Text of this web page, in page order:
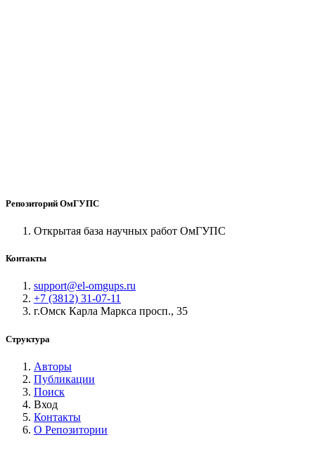
Репозиторий ОмГУПС
Открытая база научных работ ОмГУПС
Контакты
support@el-omgups.ru
+7 (3812) 31-07-11
г.Омск Карла Маркса просп., 35
Структура
Авторы
Публикации
Поиск
Вход
Контакты
О Репозитории